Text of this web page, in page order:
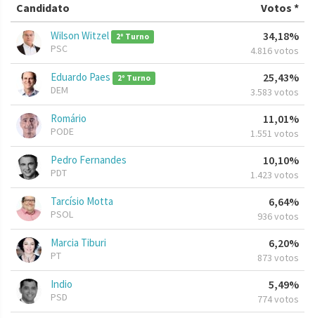
Candidato Votos *
Wilson Witzel 2º Turno
PSC
34,18%
4.816 votos
Eduardo Paes 2º Turno
DEM
25,43%
3.583 votos
Romário
PODE
11,01%
1.551 votos
Pedro Fernandes
PDT
10,10%
1.423 votos
Tarcísio Motta
PSOL
6,64%
936 votos
Marcia Tiburi
PT
6,20%
873 votos
Indio
PSD
5,49%
774 votos